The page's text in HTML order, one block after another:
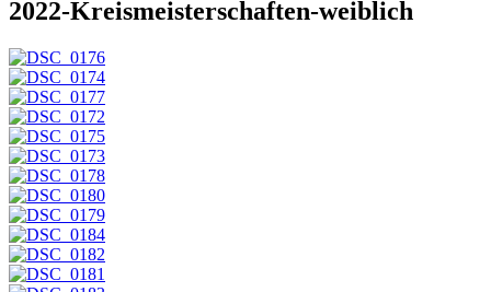
2022-Kreismeisterschaften-weiblich